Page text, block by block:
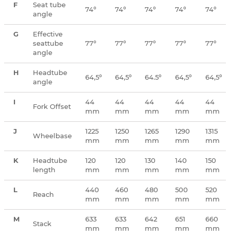
F
Seat tube
angle
74º 74º 74º 74º 74º
G
Effective
seattube
angle
77º 77º 77º 77º 77º
H
Headtube
angle
64,5º 64,5º 64.5º 64,5º 64,5º
I
Fork Offset
44
mm
44
mm
44
mm
44
mm
44
mm
J
Wheelbase
1225
mm
1250
mm
1265
mm
1290
mm
1315
mm
K
Headtube
length
120
mm
120
mm
130
mm
140
mm
150
mm
L
Reach
440
mm
460
mm
480
mm
500
mm
520
mm
M
Stack
633
mm
633
mm
642
mm
651
mm
660
mm